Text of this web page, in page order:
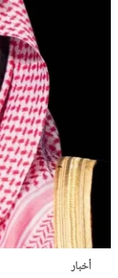
أخبار